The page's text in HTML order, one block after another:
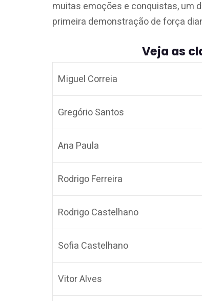
muitas emoções e conquistas, um
primeira demonstração de força
Veja as
Miguel Correia
Gregório Santos
Ana Paula
Rodrigo Ferreira
Rodrigo Castelhano
Sofia Castelhano
Vitor Alves